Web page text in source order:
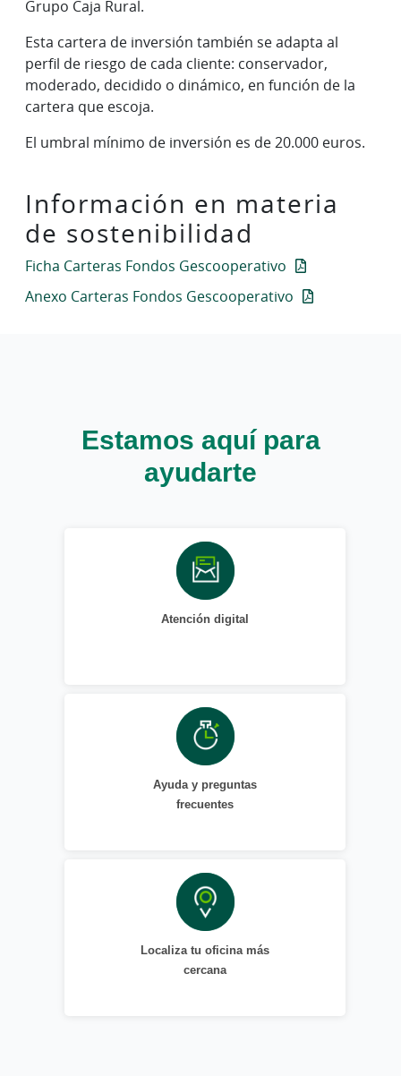
Grupo Caja Rural.
Esta cartera de inversión también se adapta al
perfil de riesgo de cada cliente: conservador,
moderado, decidido o dinámico, en función de la
cartera que escoja.
El umbral mínimo de inversión es de 20.000 euros.
Información en materia
de sostenibilidad
Ficha Carteras Fondos Gescooperativo
Anexo Carteras Fondos Gescooperativo
Estamos aquí para
ayudarte
Atención digital
Ayuda y preguntas
frecuentes
Localiza tu oficina más
cercana